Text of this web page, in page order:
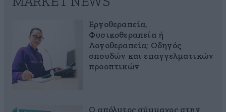
Εργοθεραπεία,
Φυσικοθεραπεία ή
Λογοθεραπεία; Οδηγός
σπουδών και επαγγελματικών
προοπτικών